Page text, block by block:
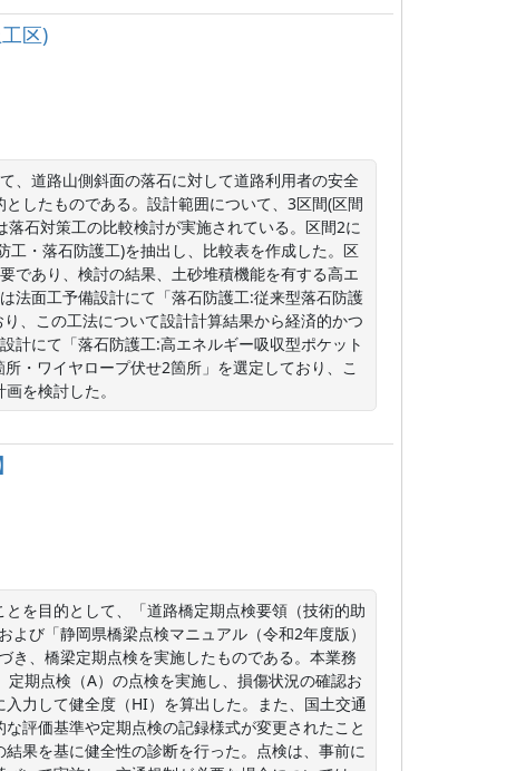
区)
、道路山側斜面の落石に対して道路利用者の安全
したものである。設計範囲について、3区間(区間
石対策工の比較検討が実施されている。区間2に
・落石防護工)を抽出し、比較表を作成した。区
であり、検討の結果、土砂堆積機能を有する高エ
法面工予備設計にて「落石防護工:従来型落石防護
、この工法について設計計算結果から経済的かつ
計にて「落石防護工:高エネルギー吸収型ポケット
・ワイヤロープ伏せ2箇所」を選定しており、こ
を検討した。
を目的として、「道路橋定期点検要領（技術的助
び「静岡県橋梁点検マニュアル（令和2年度版）
き、橋梁定期点検を実施したものである。本業務
期点検（A）の点検を実施し、損傷状況の確認お
力して健全度（HI）を算出した。また、国土交通
評価基準や定期点検の記録様式が変更されたこと
果を基に健全性の診断を行った。点検は、事前に